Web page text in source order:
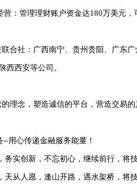
：管理理财账户资金达180万美元，
合社：广西南宁、贵州贵阳、广东
西西安等公司。
理念，塑造诚信的平台，营造交易
心传递金融服务能量！
实创新，不忘初心，继续前行，将技
从人愿，逢山开路，遇水架桥，将